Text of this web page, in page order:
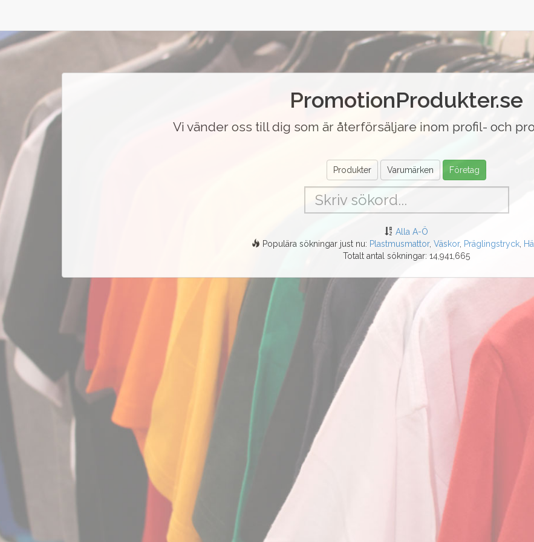
PromotionProdukter.se
Vi vänder oss till dig som är återförsäljare inom profil- och
Produkter Varumärken Företag
Alla A-Ö
Populära sökningar just nu: Plastmusmattor, Väskor, Präglingstryck
Totalt antal sökningar: 14,941,665